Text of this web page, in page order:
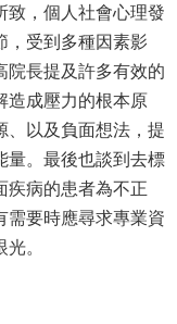
致，個人社會心理發
，受到多種因素影
院長提及許多有效的
造成壓力的根本原
、以及負面想法，提
量。最後也談到去標
疾病的患者為不正
需要時應尋求專業資
。